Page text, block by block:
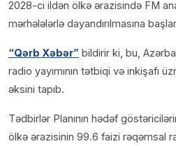
2028-ci ildən ölkə ərazisində FM
mərhələlərlə dayandırılmasına
“Qərb Xəbər” bildirir ki, bu,
radio yayımının tətbiqi və inkişafı
əksini tapıb.
Tədbirlər Planının hədəf
ölkə ərazisinin 99.6 faizi rəqəmsal